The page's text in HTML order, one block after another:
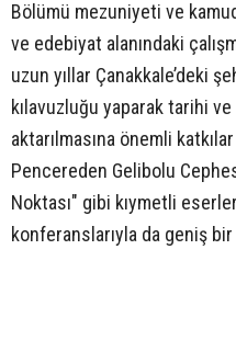
Bölümü mezuniyeti ve
ve edebiyat alanındaki
uzun yıllar Çanakkale’deki
kılavuzluğu yaparak tarihi ve
aktarılmasına önemli
Pencereden Gelibolu
Noktası" gibi kıymetli
konferanslarıyla da geniş